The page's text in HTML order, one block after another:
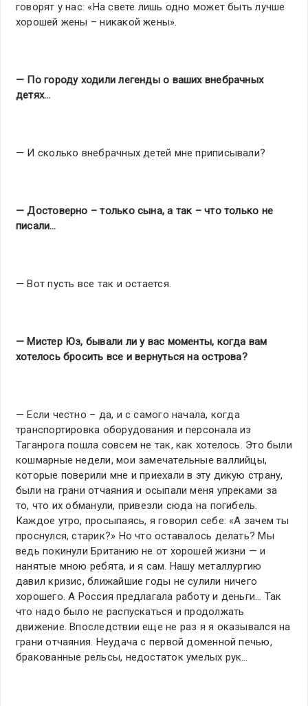
говорят у нас: «На свете лишь одно может быть лучше
хорошей жены – никакой жены».
— По городу ходили легенды о ваших внебрачных
детях…
— И сколько внебрачных детей мне приписывали?
— Достоверно – только сына, а так – что только не
писали…
— Вот пусть все так и остается.
— Мистер Юз, бывали ли у вас моменты, когда вам
хотелось бросить все и вернуться на острова?
— Если честно – да, и с самого начала, когда
транспортировка оборудования и персонала из
Таганрога пошла совсем не так, как хотелось. Это были
кошмарные недели, мои замечательные валлийцы,
которые поверили мне и приехали в эту дикую страну,
были на грани отчаяния и осыпали меня упреками за
то, что их обманули, привезли сюда на погибель.
Каждое утро, просыпаясь, я говорил себе: «А зачем ты
проснулся, старик?» Но что оставалось делать? Мы
ведь покинули Британию не от хорошей жизни — и
нанятые мною ребята, и я сам. Нашу металлургию
давил кризис, ближайшие годы не сулили ничего
хорошего. А Россия предлагала работу и деньги… Так
что надо было не распускаться и продолжать
движение. Впоследствии еще не раз я я оказывался на
грани отчаяния. Неудача с первой доменной печью,
бракованные рельсы, недостаток умелых рук…